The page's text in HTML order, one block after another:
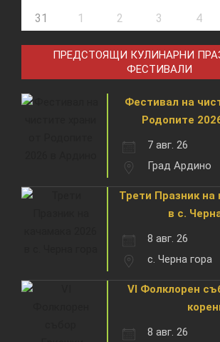
31
1 2 3 4
ПРЕДСТОЯЩИ КУЛИНАРНИ
ФЕСТИВАЛИ
Фестивал на
Родопите
7 авг. 26
Град Ардино
Трети Празник на
в с.
8 авг. 26
с. Черна гора
VI Фолклорен
8 авг. 26